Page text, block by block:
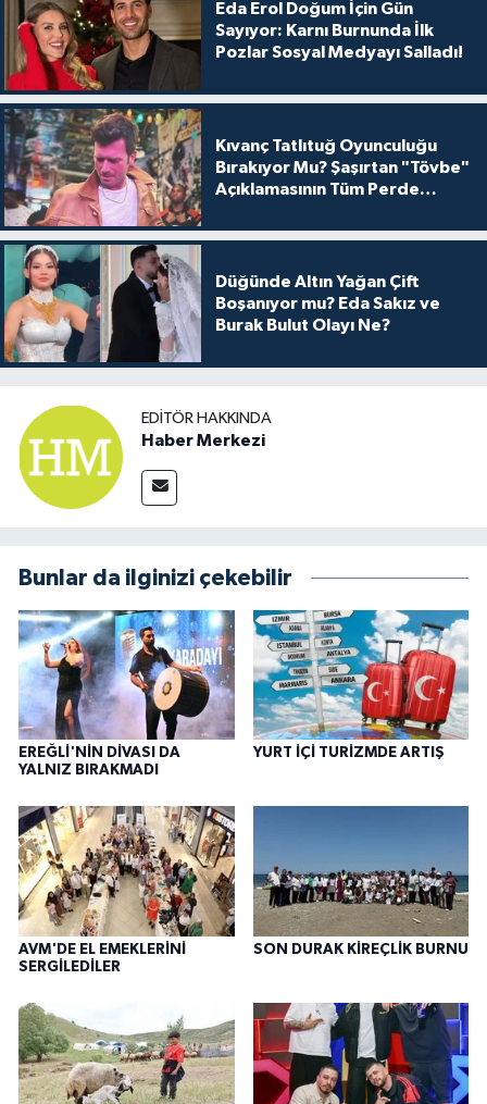
Eda Erol Doğum İçin Gün
Sayıyor: Karnı Burnunda İlk
Pozlar Sosyal Medyayı Salladı!
Kıvanç Tatlıtuğ Oyunculuğu
Bırakıyor Mu? Şaşırtan "Tövbe"
Açıklamasının Tüm Perde
Düğünde Altın Yağan Çift
Boşanıyor mu? Eda Sakız ve
Burak Bulut Olayı Ne?
EDITÖR HAKKINDA
Haber Merkezi
Bunlar da ilginizi çekebilir
EREĞLİ'NİN DİVASI DA
YALNIZ BIRAKMADI
YURT İÇİ TURİZMDE ARTIŞ
AVM'DE EL EMEKLERİNİ
SERGİLEDİLER
SON DURAK KİREÇLİK BURNU